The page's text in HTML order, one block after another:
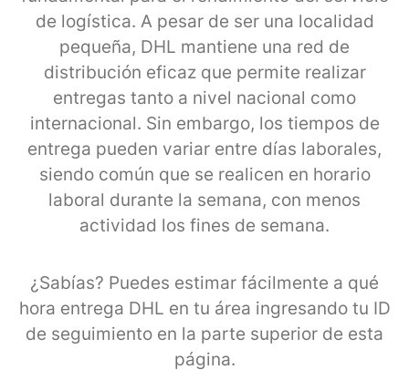
de logística. A pesar de ser una localidad
pequeña, DHL mantiene una red de
distribución eficaz que permite realizar
entregas tanto a nivel nacional como
internacional. Sin embargo, los tiempos de
entrega pueden variar entre días laborales,
siendo común que se realicen en horario
laboral durante la semana, con menos
actividad los fines de semana.
¿Sabías? Puedes estimar fácilmente a qué
hora entrega DHL en tu área ingresando tu ID
de seguimiento en la parte superior de esta
página.